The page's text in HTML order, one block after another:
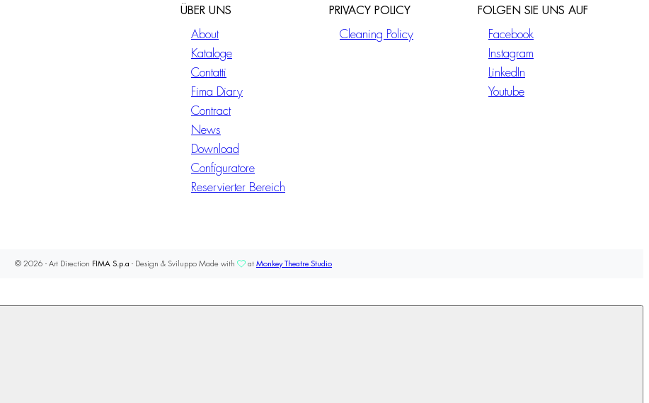
ÜBER UNS
About
Kataloge
Contatti
Fima Diary
Contract
News
Download
Configuratore
Reservierter Bereich
PRIVACY POLICY
Cleaning Policy
FOLGEN SIE UNS AUF
Facebook
Instagram
LinkedIn
Youtube
© 2026 - Art Direction FIMA S.p.a - Design & Sviluppo Made with at Monkey Theatre Studio